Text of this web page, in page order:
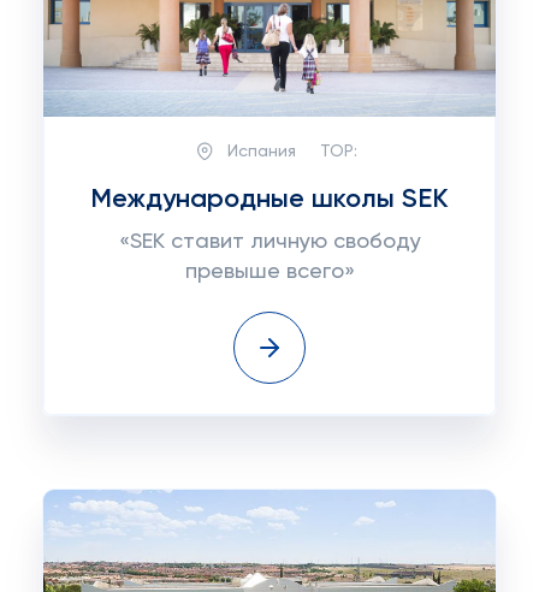
Испания TOP:
Международные школы SEK
«SEK ставит личную свободу
превыше всего»